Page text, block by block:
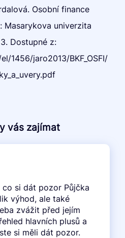
Osobní finance
Masarykova univerzita
Dostupné z:
1456/jaro2013/BKF_OSFI/
vás zajímat
co si dát pozor Půjčka
výhod, ale také
zvážit před jejím
hlavních plusů a
si měli dát pozor.